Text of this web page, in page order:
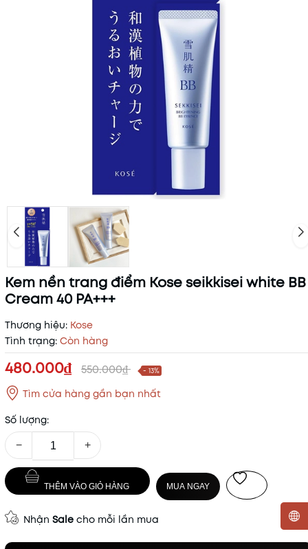
Kem nền trang điểm Kose seikkisei white BB
Cream 40 PA+++
Thương hiệu: Kose
Tình trạng: Còn hàng
480.000₫ 550.000₫ - 13%
Tìm cửa hàng gần bạn nhất
Số lượng:
− +
THÊM VÀO GIỎ HÀNG MUA NGAY
Nhận Sale cho mỗi lần mua